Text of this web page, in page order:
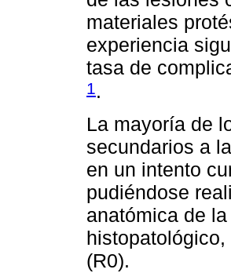
materiales
experiencia
tasa de
1 .
La mayoría de
secundarios a
en un intento
pudiéndose
anatómica de
(R0).